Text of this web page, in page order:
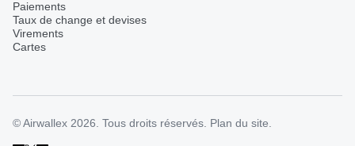
Paiements
Taux de change et devises
Virements
Cartes
© Airwallex 2026. Tous droits réservés. Plan du site.